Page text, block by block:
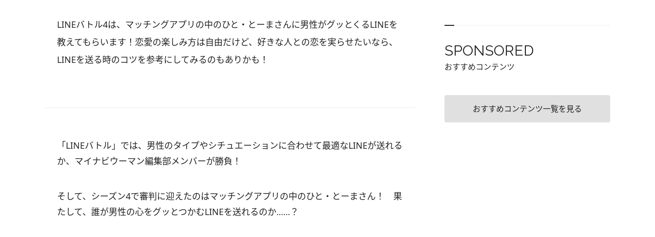
LINEバトル4は、マッチングアプリの中のひと・とーまさんに男性がグッとくるLINEを
教えてもらいます！恋愛の楽しみ方は自由だけど、好きな人との恋を実らせたいなら、
LINEを送る時のコツを参考にしてみるのもありかも！
「LINEバトル」では、男性のタイプやシチュエーションに合わせて最適なLINEが送れる
か、マイナビウーマン編集部メンバーが勝負！
そして、シーズン4で審判に迎えたのはマッチングアプリの中のひと・とーまさん！ 果
たして、誰が男性の心をグッとつかむLINEを送れるのか……？
SPONSORED
おすすめコンテンツ
おすすめコンテンツ一覧を見る